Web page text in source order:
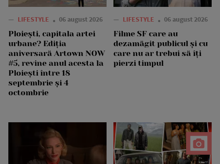
— LIFESTYLE 06 august 2026
Ploiești, capitala artei
urbane? Ediția
aniversară Artown NOW
#5, revine anul acesta la
Ploiești între 18
septembrie și 4
octombrie
— LIFESTYLE 06 august 2026
Filme SF care au
dezamăgit publicul și cu
care nu ar trebui să îți
pierzi timpul